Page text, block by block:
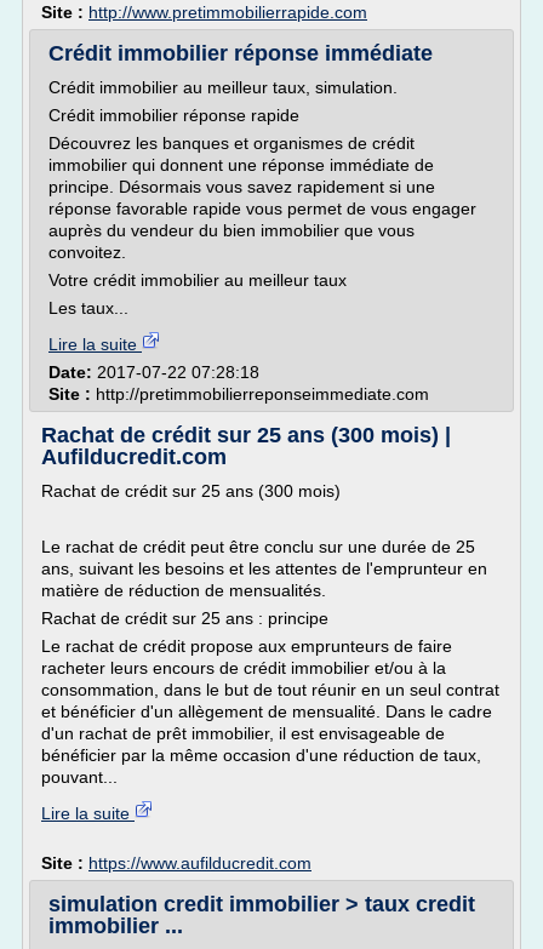
Site : http://www.pretimmobilierrapide.com
Crédit immobilier réponse immédiate
Crédit immobilier au meilleur taux, simulation.
Crédit immobilier réponse rapide
Découvrez les banques et organismes de crédit
immobilier qui donnent une réponse immédiate de
principe. Désormais vous savez rapidement si une
réponse favorable rapide vous permet de vous engager
auprès du vendeur du bien immobilier que vous
convoitez.
Votre crédit immobilier au meilleur taux
Les taux...
Lire la suite
Date: 2017-07-22 07:28:18
Site : http://pretimmobilierreponseimmediate.com
Rachat de crédit sur 25 ans (300 mois) |
Aufilducredit.com
Rachat de crédit sur 25 ans (300 mois)
Le rachat de crédit peut être conclu sur une durée de 25
ans, suivant les besoins et les attentes de l'emprunteur en
matière de réduction de mensualités.
Rachat de crédit sur 25 ans : principe
Le rachat de crédit propose aux emprunteurs de faire
racheter leurs encours de crédit immobilier et/ou à la
consommation, dans le but de tout réunir en un seul contrat
et bénéficier d'un allègement de mensualité. Dans le cadre
d'un rachat de prêt immobilier, il est envisageable de
bénéficier par la même occasion d'une réduction de taux,
pouvant...
Lire la suite
Site : https://www.aufilducredit.com
simulation credit immobilier > taux credit
immobilier ...